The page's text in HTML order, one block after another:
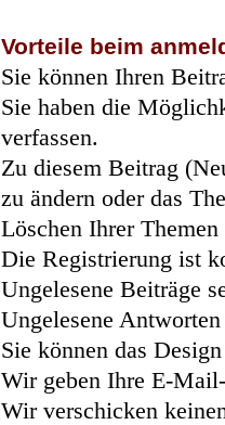
Vorteile beim
Sie können Ihren
Sie haben die
verfassen.
Zu diesem Beitrag
zu ändern oder das
Löschen Ihrer
Die Registrierung ist
Ungelesene Beiträge
Ungelesene
Sie können das
Wir geben Ihre E-
Wir verschicken